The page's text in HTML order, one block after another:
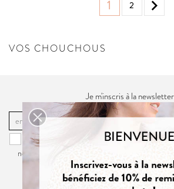
1 2 
VOS CHOUCHOUS
Je m'inscris à la
Vous pouvez vous désinscrire à tout
nos informations de contact dans la